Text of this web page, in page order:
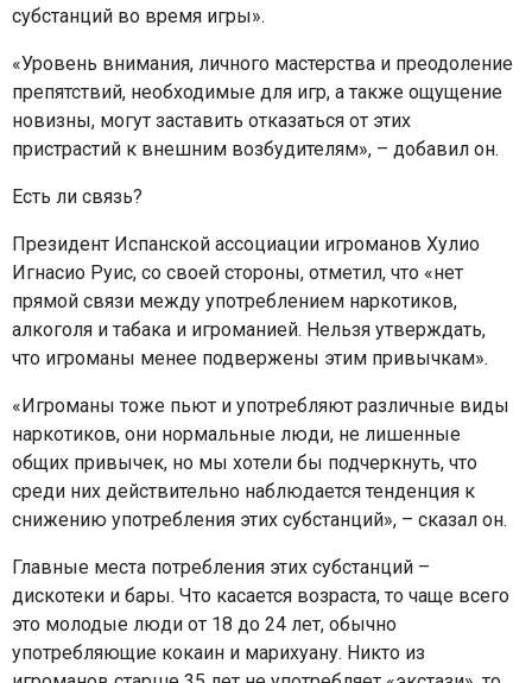
субстанций во время игры».
«Уровень внимания, личного мастерства и преодоление
препятствий, необходимые для игр, а также ощущение
новизны, могут заставить отказаться от этих
пристрастий к внешним возбудителям», – добавил он.
Есть ли связь?
Президент Испанской ассоциации игроманов Хулио
Игнасио Руис, со своей стороны, отметил, что «нет
прямой связи между употреблением наркотиков,
алкоголя и табака и игроманией. Нельзя утверждать,
что игроманы менее подвержены этим привычкам».
«Игроманы тоже пьют и употребляют различные виды
наркотиков, они нормальные люди, не лишенные
общих привычек, но мы хотели бы подчеркнуть, что
среди них действительно наблюдается тенденция к
снижению употребления этих субстанций», – сказал он.
Главные места потребления этих субстанций –
дискотеки и бары. Что касается возраста, то чаще всего
это молодые люди от 18 до 24 лет, обычно
употребляющие кокаин и марихуану. Никто из